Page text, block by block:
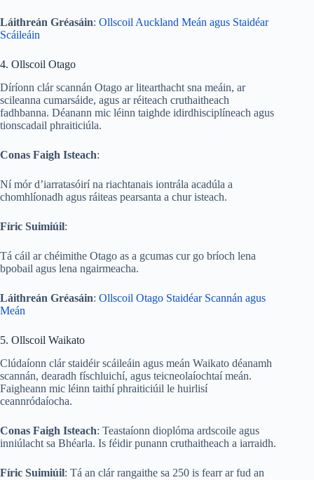
Láithreán Gréasáin: Ollscoil Auckland Meán agus Staidéar
Scáileáin
4. Ollscoil Otago
Díríonn clár scannán Otago ar litearthacht sna meáin, ar
scileanna cumarsáide, agus ar réiteach cruthaitheach
fadhbanna. Déanann mic léinn taighde idirdhisciplíneach agus
tionscadail phraiticiúla.
Conas Faigh Isteach:
Ní mór d’iarratasóirí na riachtanais iontrála acadúla a
chomhlíonadh agus ráiteas pearsanta a chur isteach.
Fíric Suimiúil:
Tá cáil ar chéimithe Otago as a gcumas cur go bríoch lena
bpobail agus lena ngairmeacha.
Láithreán Gréasáin: Ollscoil Otago Staidéar Scannán agus
Meán
5. Ollscoil Waikato
Clúdaíonn clár staidéir scáileáin agus meán Waikato déanamh
scannán, dearadh físchluichí, agus teicneolaíochtaí meán.
Faigheann mic léinn taithí phraiticiúil le huirlisí
ceannródaíocha.
Conas Faigh Isteach: Teastaíonn dioplóma ardscoile agus
inniúlacht sa Bhéarla. Is féidir punann cruthaitheach a iarraidh.
Fíric Suimiúil: Tá an clár rangaithe sa 250 is fearr ar fud an